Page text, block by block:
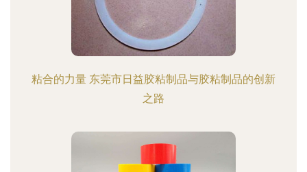
粘合的力量 东莞市日益胶粘制品与胶粘制品的创新
之路